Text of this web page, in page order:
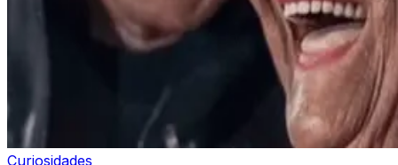
Curiosidades